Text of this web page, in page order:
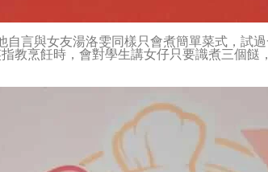
言與女友湯洛雯同樣只會煮簡單菜式，試
教烹飪時，會對學生講女仔只要識煮三個